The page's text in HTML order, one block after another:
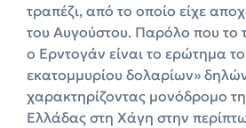
τραπέζι, από το οποίο είχε
του Αυγούστου. Παρόλο που το
ο Ερντογάν είναι το ερώτημα
εκατομμυρίου δολαρίων»
χαρακτηρίζοντας μονόδρομο
Ελλάδας στη Χάγη στην